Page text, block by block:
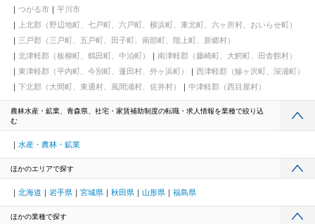
つがる市
平川市
上北郡（野辺地町、七戸町、六戸町、横浜町、東北町、六ヶ所村、おいらせ町）
三戸郡（三戸町、五戸町、田子町、南部町、階上町、新郷村）
北津軽郡（板柳町、鶴田町、中泊町）
南津軽郡（藤崎町、大鰐町、田舎館村）
東津軽郡（平内町、今別町、蓬田村、外ヶ浜町）
西津軽郡（鰺ヶ沢町、深浦町）
下北郡（大間町、東通村、風間浦村、佐井村）
中津軽郡（西目屋村）
農林水産・鉱業、青森県、社宅・家賃補助制度の転職・求人情報を業種で絞り込
む
水産・農林・鉱業
ほかのエリアで探す
北海道 岩手県 宮城県 秋田県 山形県 福島県
ほかの業種で探す